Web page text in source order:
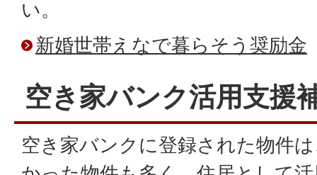
い。
新婚世帯えなで暮らそう奨励金
空き家バンク活用支援
空き家バンクに登録された物件